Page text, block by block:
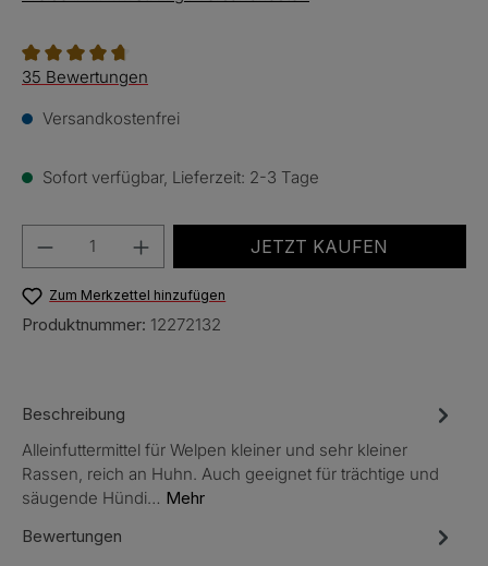
Durchschnittliche Bewertung von 4.7 von 5 Sternen
35 Bewertungen
Versandkostenfrei
Sofort verfügbar, Lieferzeit: 2-3 Tage
Produkt Anzahl: Gib den gewünschten
JETZT KAUFEN
Zum Merkzettel hinzufügen
Produktnummer: 12272132
Beschreibung
Alleinfuttermittel für Welpen kleiner und sehr kleiner
Rassen, reich an Huhn. Auch geeignet für trächtige und
säugende Hündi… Mehr
Bewertungen